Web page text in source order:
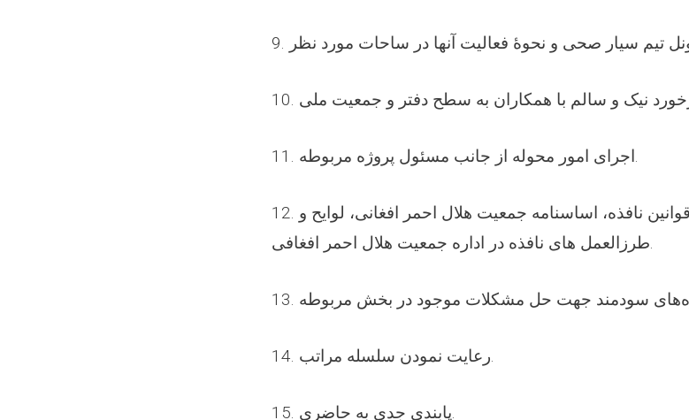
11. اجرای امور محوله از جانب مسئول پروژه مربوطه.
12. رعایت کردن و پابند بوده به قوانین نافذه، اساسنامه جمعیت هلال احمر افغانی، لوایح و
طرزالعمل های نافذه در اداره جمعیت هلال احمر افغافی.
14. رعایت نمودن سلسله مراتب.
15. پابندی جدی به حاضری.